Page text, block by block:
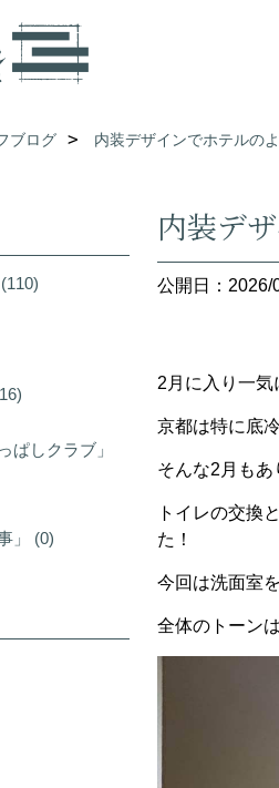
ブログ 内装デザインでホテルの
内装デ
公開日：2026/
2月に入り一気
京都は特に底
そんな2月もあ
トイレの交換
た！
今回は洗面室
全体のトーン
ぱしクラブ」
」 (0)